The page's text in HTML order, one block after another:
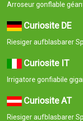
Arroseur gonflable
Curiosite DE
Riesiger aufblasbarer
Curiosite IT
Irrigatore gonfiabile
Curiosite AT
Riesiger aufblasbarer